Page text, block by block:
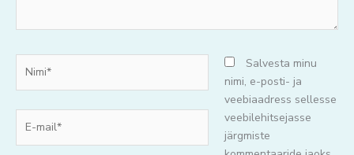
mail*
Salvesta minu
nimi, e-posti- ja
veebiaadress sellesse
veebilehitsejasse
järgmiste